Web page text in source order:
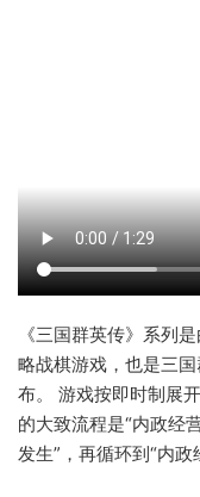
《三国群英传》系列
略战棋游戏，也是三
布。 游戏按即时制展
的大致流程是“内政经
发生”，再循环到“内政